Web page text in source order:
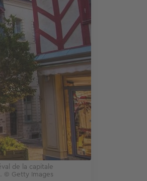
de la capitale
© Getty Images